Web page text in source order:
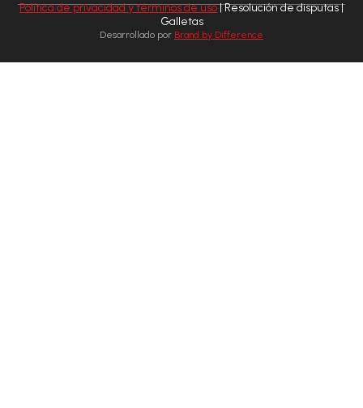
Política de privacidad y términos de uso| Resolución de disputas |
Galletas
Desarrollado por Brand by Difference